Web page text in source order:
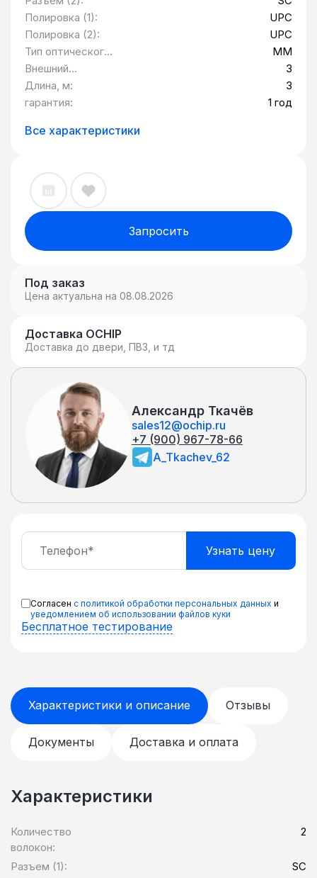
Оконцованный с одной стороны шнур
(«пигтейл») используется для
последующего наращивания оптического
кабеля. В качестве коннектора может
использоваться любой существующий на
данный момент тип – SC, FC, LC, ST и т.д.
Также существуют оптические шнуры,
оконцованные разными типами
коннекторов. Такие патч-корды
(порты, розетки) разных стандартов.
Полировка (1):
UPC
Полировка (2):
UPC
Тип оптического
волокна:
MM
Внешний
диаметр, мм:
3
Длина, м:
3
гарантия:
1 год
Все характеристики
Запросить
Под заказ
Цена актуальна на 08.08.2026
Доставка OCHIP
Доставка до двери, ПВЗ, и тд
Александр Ткачёв
sales12@ochip.ru
+7 (900) 967-78-66
A_Tkachev_62
Согласен с политикой обработки персональных данных и
уведомлением об использовании файлов куки
Бесплатное тестирование
Характеристики и описание Отзывы
Документы Доставка и оплата
Характеристики
Количество
волокон:
2
Разъем (1):
SC